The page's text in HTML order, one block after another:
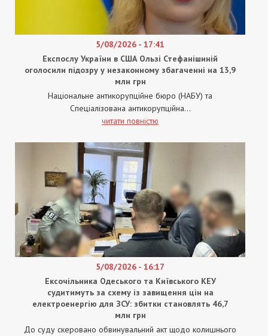
5/08/2026 - 17:41
Експослу України в США Ользі Стефанішиній
оголосили підозру у незаконному збагаченні на 13,9
млн грн
Національне антикорупційне бюро (НАБУ) та
Спеціалізована антикорупційна...
читати повністю
5/08/2026 - 16:17
Ексочільника Одеського та Київського КЕУ
судитимуть за схему із завищення цін на
електроенергію для ЗСУ: збитки становлять 46,7
млн грн
До суду скеровано обвинувальний акт щодо колишнього